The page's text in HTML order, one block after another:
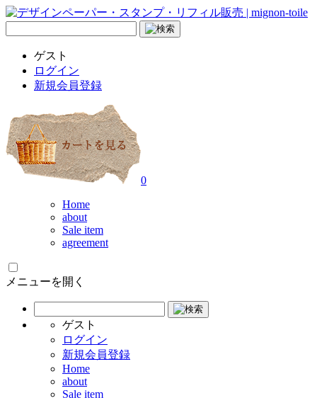
ゲスト
ログイン
新規会員登録
0
Home
about
Sale item
agreement
メニューを開く
ゲスト
ログイン
新規会員登録
Home
about
Sale item